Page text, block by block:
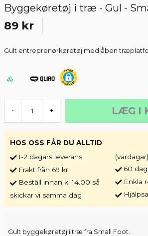
Byggekøretøj i træ - Gul -
89 kr
Gult entreprenørkøretøj med åben
- + LÆG I
HOS OSS FÅR DU ALLTID
1-2 dagars leverans
Frakt från 69 kr
Beställ innan kl 14.00 så
skickar vi samma dag
(vardagar)
60
Enkla
Gult byggekøretøj i træ fra Small Foot.